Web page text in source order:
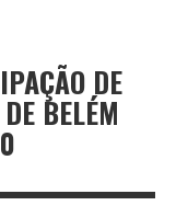
DE
BELÉM